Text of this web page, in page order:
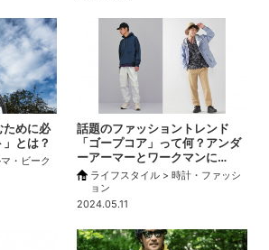
ために必
とは？
・ビーク
話題のファッショントレンド
「ゴープコア」って何？アンダ
ーアーマーとワークマンに…
ライフスタイル > 時計・ファッシ
ョン
2024.05.11